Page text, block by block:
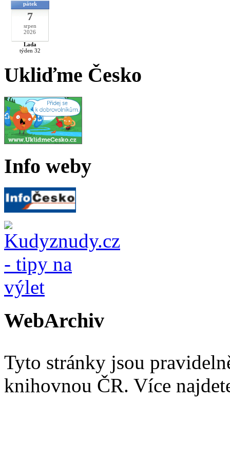
pátek
7
srpen
2026
Lada
týden 32
Ukliďme Česko
Info weby
WebArchiv
Tyto stránky jsou
knihovnou ČR. Více